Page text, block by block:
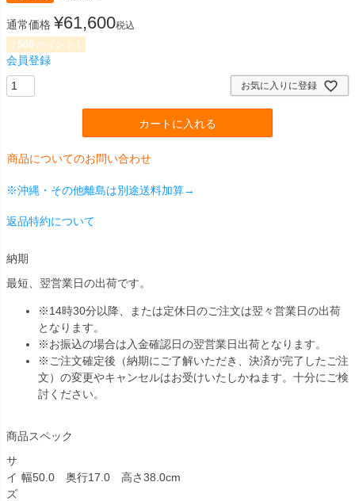
通常価格 ¥61,600税込
[ 560 ポイント ]
会員登録
お気に入りに登録
カートに入れる
商品についてのお問い合わせ
※沖縄・その他離島は別途送料加算→
返品特約について
納期
最短、翌営業日の出荷です。
※14時30分以降、または定休日のご注文は翌々営業日の出荷
となります。
※お振込の場合は入金確認日の翌営業日出荷となります。
※ご注文確定後（納期にご了解いただき、決済が完了したご注
文）の変更やキャンセルはお受けいたしかねます。十分にご検
討ください。
商品スペック
サ
イ
ズ
幅50.0 奥行17.0 高さ38.0cm